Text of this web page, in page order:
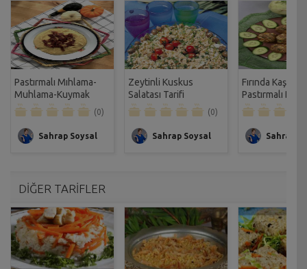
Pastırmalı Mıhlama-
Muhlama-Kuymak
Tarifi
(0)
Sahrap Soysal
Zeytinli Kuskus
Salatası Tarifi
(0)
Sahrap Soysal
Fırında Kaşarlı
Pastırmalı
Köftesi Tarifi
Sahrap
DİĞER TARİFLER